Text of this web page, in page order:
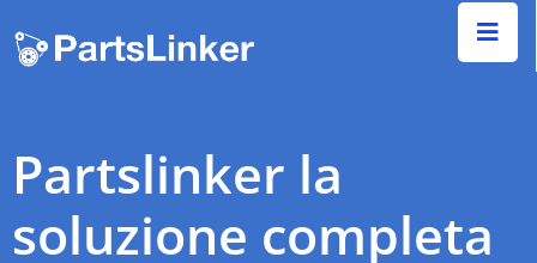
Partslinker la
soluzione completa